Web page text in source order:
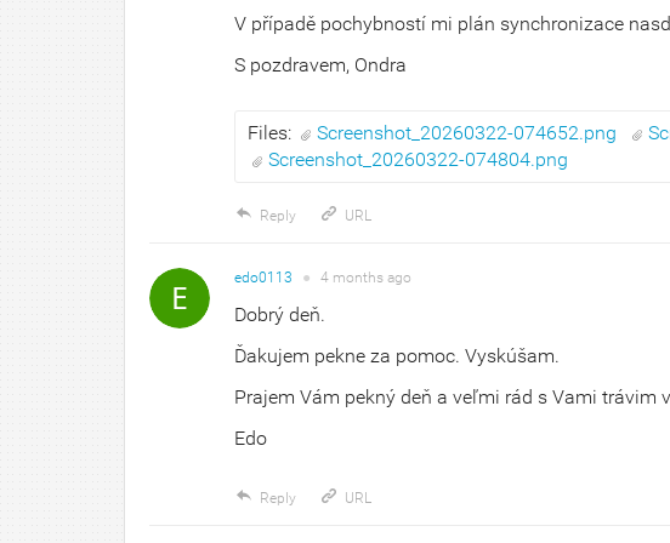
V případě pochybností mi plán synchronizace
S pozdravem, Ondra
Files: Screenshot_20260322-074652.png
Screenshot_20260322-074804.png
Reply URL
edo0113 ● 4 months ago
Dobrý deň.
Ďakujem pekne za pomoc. Vyskúšam.
Prajem Vám pekný deň a veľmi rád s Vami trávim
Edo
Reply URL